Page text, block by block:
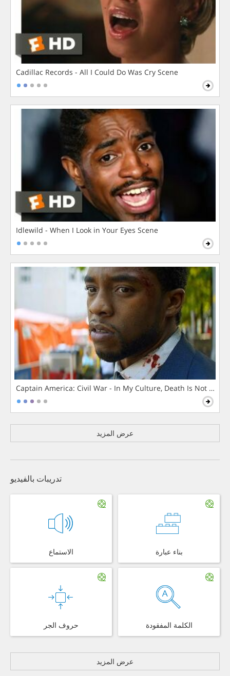
Cadillac Records - All I Could Do Was Cry Scene
Idlewild - When I Look in Your Eyes Scene
Captain America: Civil War - In My Culture, Death Is Not The
عرض المزيد
تدريبات بالفيديو
الاستماع بناء عبارة
حروف الجر الكلمة المفقودة
عرض المزيد